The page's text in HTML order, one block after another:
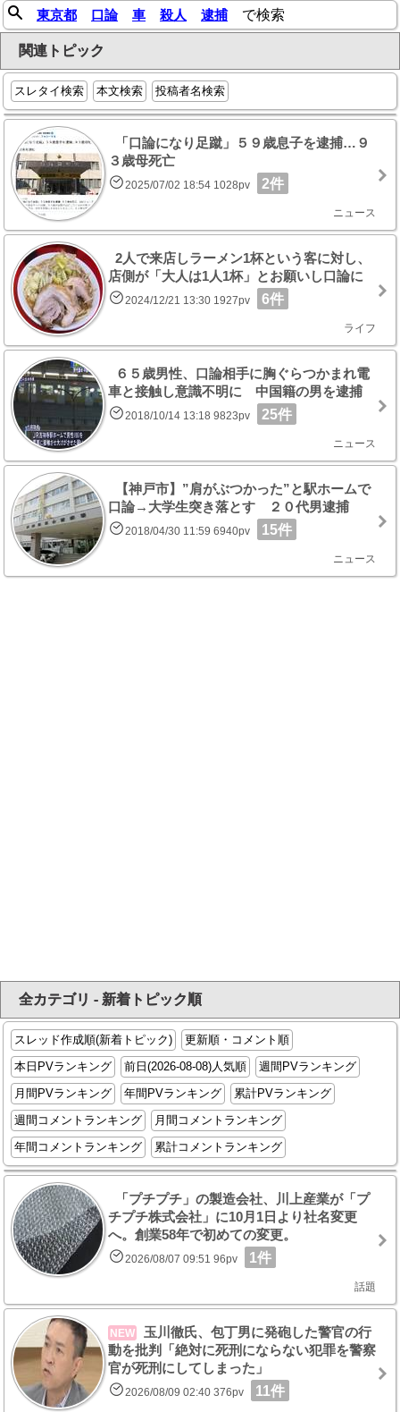
東京都 口論 車 殺人 逮捕で検索
関連トピック
スレタイ検索 本文検索 投稿者名検索
「口論になり足蹴」５９歳息子を逮捕…９
３歳母死亡
2025/07/02 18:54 1028pv 2件
ニュース
2人で来店しラーメン1杯という客に対し、
店側が「大人は1人1杯」とお願いし口論に
2024/12/21 13:30 1927pv 6件
ライフ
６５歳男性、口論相手に胸ぐらつかまれ電
車と接触し意識不明に 中国籍の男を逮捕
2018/10/14 13:18 9823pv 25件
ニュース
【神戸市】”肩がぶつかった”と駅ホームで
口論→大学生突き落とす ２０代男逮捕
2018/04/30 11:59 6940pv 15件
ニュース
全カテゴリ - 新着トピック順
スレッド作成順(新着トピック)
更新順・コメント順
本日PVランキング
前日(2026-08-08)人気順
週間PVランキング
月間PVランキング
年間PVランキング
累計PVランキング
週間コメントランキング
月間コメントランキング
年間コメントランキング
累計コメントランキング
「プチプチ」の製造会社、川上産業が「プ
チプチ株式会社」に10月1日より社名変更
へ。創業58年で初めての変更。
2026/08/07 09:51 96pv 1件
話題
NEW
玉川徹氏、包丁男に発砲した警官の行
動を批判「絶対に死刑にならない犯罪を警察
官が死刑にしてしまった」
2026/08/09 02:40 376pv 11件